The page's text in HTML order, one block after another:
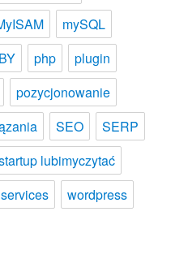
mySQL
php
plugin
pozycjonowanie
SEO
SERP
lubimyczytać
wordpress